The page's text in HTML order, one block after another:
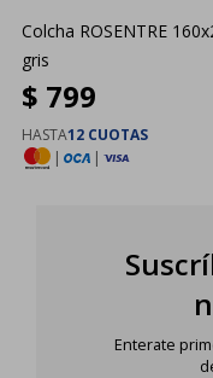
Colcha ROSENTRE
gris
$ 799
HASTA12 CUOTAS
|
|
Enterate